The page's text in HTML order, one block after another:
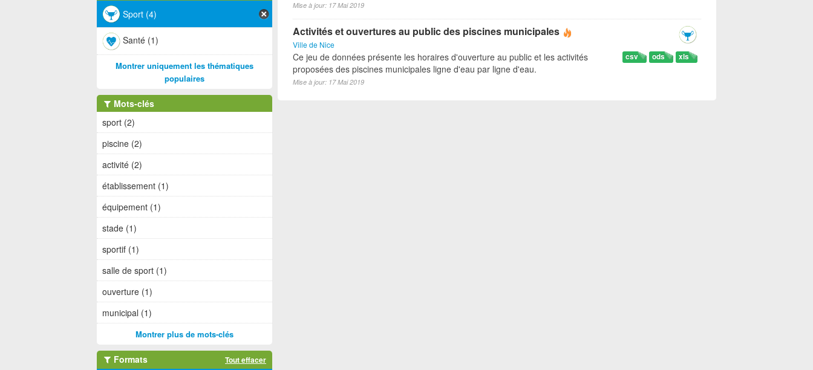
Mise à jour: 17 Mai 2019
Activités et ouvertures au public des piscines municipales
Ville de Nice
xls
ods
csv
Ce jeu de données présente les horaires d'ouverture au public et les activités
proposées des piscines municipales ligne d'eau par ligne d'eau.
Mise à jour: 17 Mai 2019
Sport (4)
Santé (1)
Montrer uniquement les thématiques
populaires
Mots-clés
sport (2)
piscine (2)
activité (2)
établissement (1)
équipement (1)
stade (1)
sportif (1)
salle de sport (1)
ouverture (1)
municipal (1)
Montrer plus de mots-clés
Formats Tout effacer